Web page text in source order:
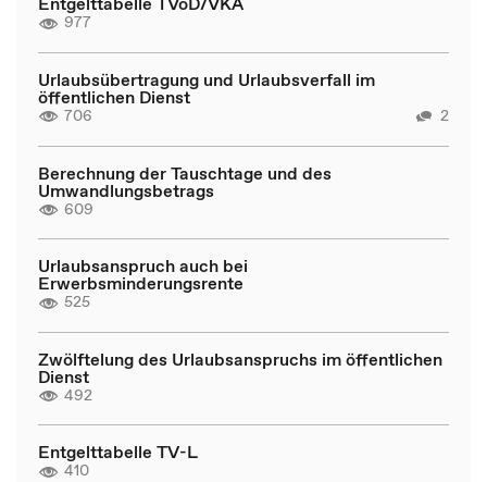
977
Urlaubsübertragung und Urlaubsverfall im
öffentlichen Dienst
706 2
Berechnung der Tauschtage und des
Umwandlungsbetrags
609
Urlaubsanspruch auch bei
Erwerbsminderungsrente
525
Zwölftelung des Urlaubsanspruchs im öffentlichen
Dienst
492
Entgelttabelle TV-L
410